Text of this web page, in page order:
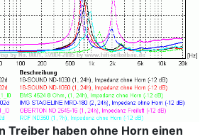
Treiber haben ohne Horn einen